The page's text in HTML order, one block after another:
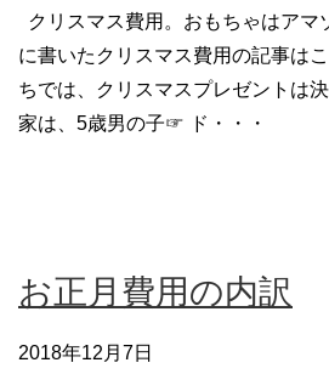
クリスマス費用。おもちゃはア
に書いたクリスマス費用の記事は
ちでは、クリスマスプレゼントは
家は、5歳男の子☞ ド・・・
お正月費用の内訳
2018年12月7日